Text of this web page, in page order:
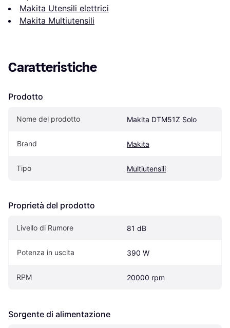
Makita Utensili elettrici
Makita Multiutensili
Caratteristiche
Prodotto
Nome del prodotto Makita DTM51Z Solo
Brand Makita
Tipo Multiutensili
Proprietà del prodotto
Livello di Rumore 81 dB
Potenza in uscita 390 W
RPM 20000 rpm
Sorgente di alimentazione